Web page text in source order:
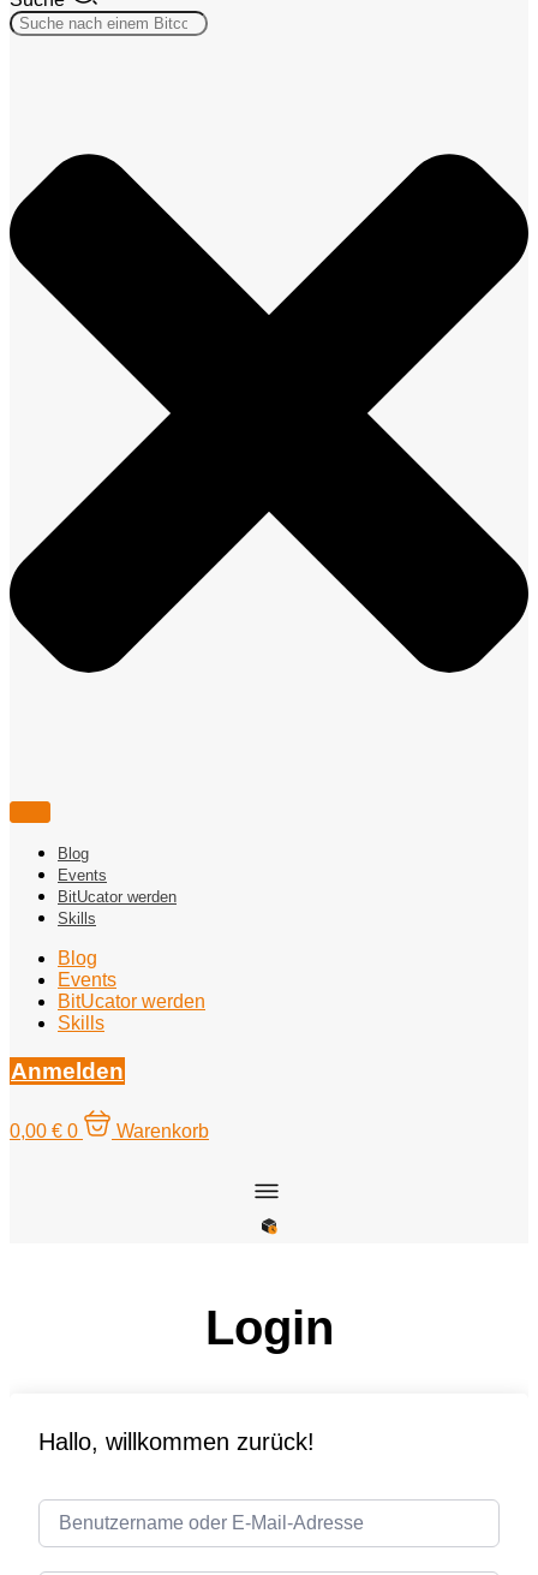
Blog
Events
BitUcator werden
Skills
Blog
Events
BitUcator werden
Skills
Anmelden
0,00 € 0 Warenkorb
Login
Hallo, willkommen zurück!